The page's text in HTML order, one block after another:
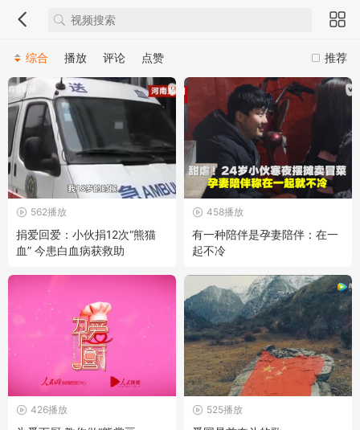
推荐
综合 播放 评论 点赞
562播放
捐爱回爱：小伙捐12次“熊猫
血” 今患白血病获救助
458播放
有一种陪伴是孕妻陪伴：在一
起不冷
426播放 525播放